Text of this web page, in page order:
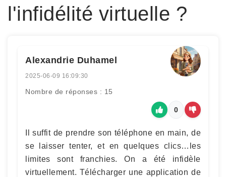
l'infidélité virtuelle ?
Alexandrie Duhamel
2025-06-09 16:09:30
Nombre de réponses : 15
0
Il suffit de prendre son téléphone en main, de
se laisser tenter, et en quelques clics…les
limites sont franchies. On a été infidèle
virtuellement. Télécharger une application de